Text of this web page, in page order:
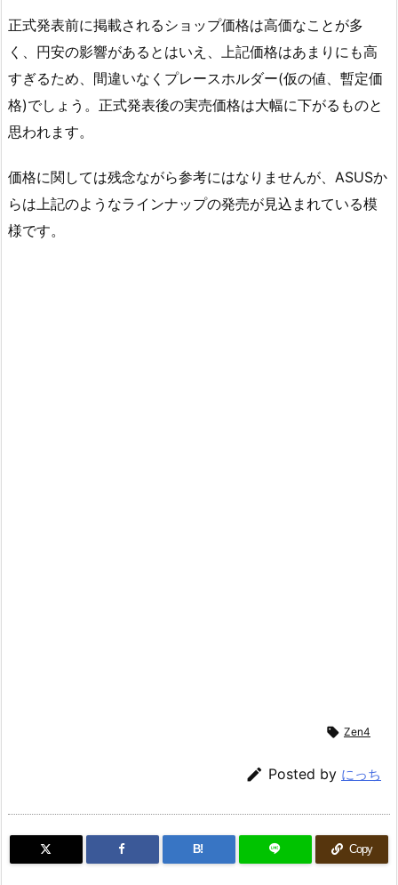
正式発表前に掲載されるショップ価格は高価なことが多
く、円安の影響があるとはいえ、上記価格はあまりにも高
すぎるため、間違いなくプレースホルダー(仮の値、暫定価
格)でしょう。正式発表後の実売価格は大幅に下がるものと
思われます。
価格に関しては残念ながら参考にはなりませんが、ASUSか
らは上記のようなラインナップの発売が見込まれている模
様です。
 Zen4
 Posted by にっち
B! Copy